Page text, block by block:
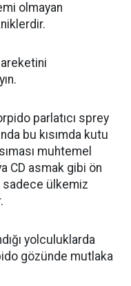
olmayan
parlatıcı sprey
bu kısımda kutu
muhtemel
CD asmak gibi ön
sadece ülkemiz
yolculuklarda
gözünde mutlaka